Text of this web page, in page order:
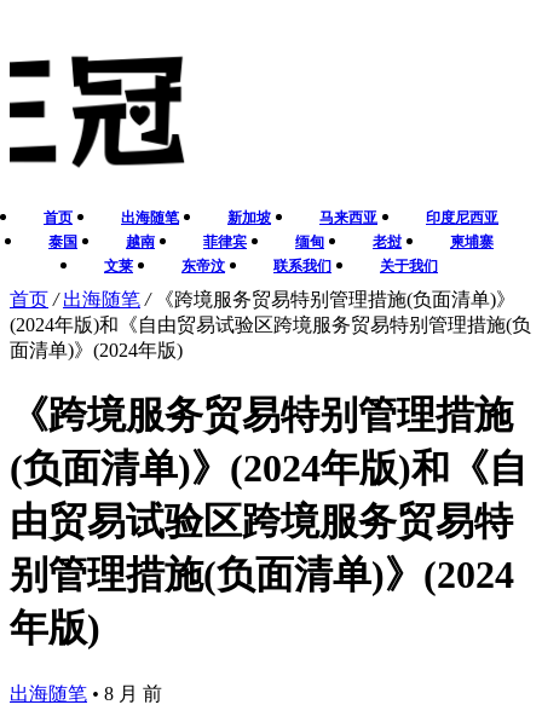
首页 出海随笔 新加坡 马来西亚
印度尼西亚
泰国
越南 菲律宾 缅甸 老挝
柬埔寨
文莱
东帝汶 联系我们 关于我们
首页 / 出海随笔 /
《跨境服务贸易特别管理措施(负面清单)》
(2024年版)和《自由贸易试验区跨境服务贸易特别管理措施(负
面清单)》(2024年版)
《跨境服务贸易特别管理措施
(负面清单)》(2024年版)和《自
由贸易试验区跨境服务贸易特
别管理措施(负面清单)》(2024
年版)
出海随笔 • 8 月 前